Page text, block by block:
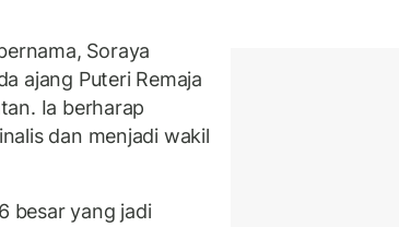
Soraya
ajang Puteri Remaja
Ia berharap
dan menjadi wakil
besar yang jadi